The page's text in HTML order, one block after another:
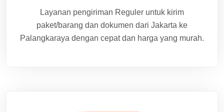
Layanan pengiriman Reguler untuk kirim
paket/barang dan dokumen dari Jakarta ke
Palangkaraya dengan cepat dan harga yang murah.